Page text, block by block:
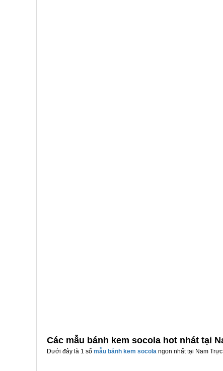
Các mẫu bánh kem socola hot nhát tại
Dưới đây là 1 số mẫu bánh kem socola ngon nhất tại Nam